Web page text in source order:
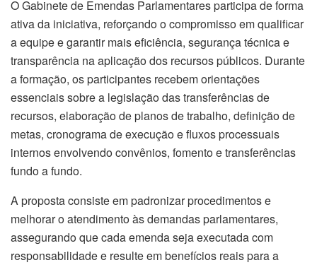
O Gabinete de Emendas Parlamentares participa de forma
ativa da iniciativa, reforçando o compromisso em qualificar
a equipe e garantir mais eficiência, segurança técnica e
transparência na aplicação dos recursos públicos. Durante
a formação, os participantes recebem orientações
essenciais sobre a legislação das transferências de
recursos, elaboração de planos de trabalho, definição de
metas, cronograma de execução e fluxos processuais
internos envolvendo convênios, fomento e transferências
fundo a fundo.
A proposta consiste em padronizar procedimentos e
melhorar o atendimento às demandas parlamentares,
assegurando que cada emenda seja executada com
responsabilidade e resulte em benefícios reais para a